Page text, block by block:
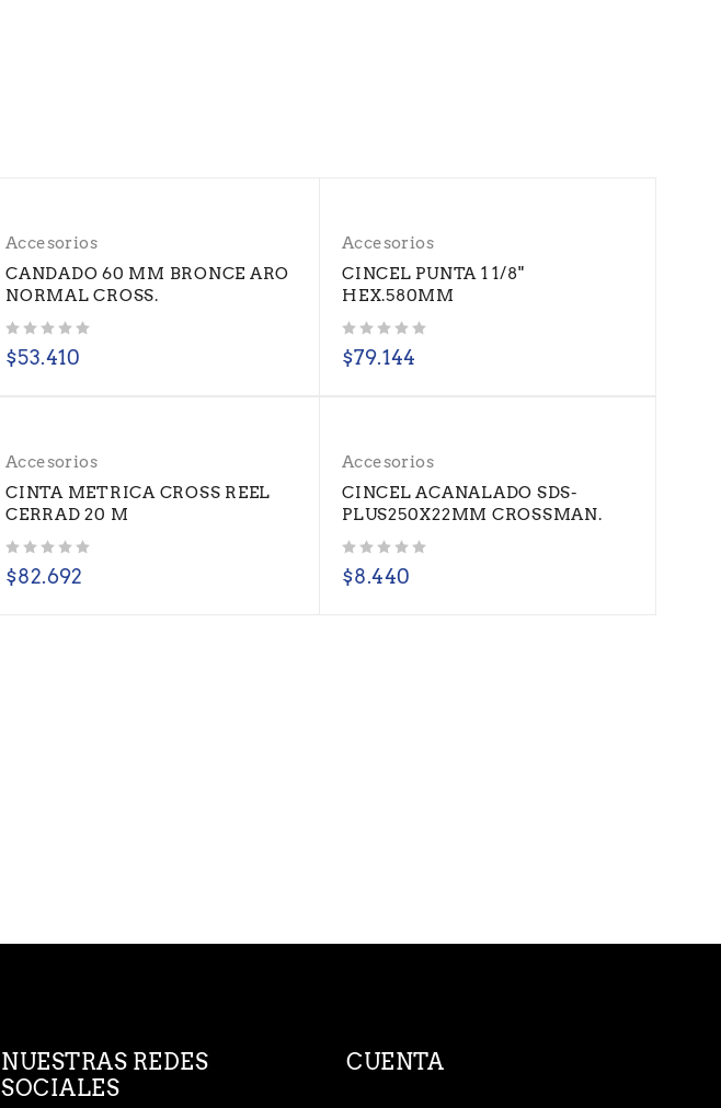
Accesorios
CANDADO 60 MM BRONCE ARO
NORMAL CROSS.
$53.410
Accesorios
CINCEL PUNTA 1 1/8"
HEX.580MM
$79.144
Accesorios
CINTA METRICA CROSS REEL
CERRAD 20 M
$82.692
Accesorios
CINCEL ACANALADO SDS-
PLUS250X22MM CROSSMAN.
$8.440
NUESTRAS REDES
SOCIALES
CUENTA